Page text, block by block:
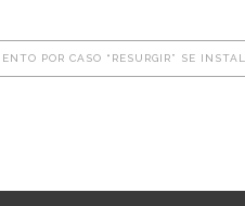
POR CASO “RESURGIR” SE